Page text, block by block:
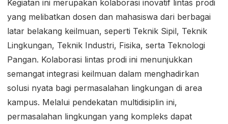
Kegiatan ini merupakan kolaborasi inovatif lintas prodi
yang melibatkan dosen dan mahasiswa dari berbagai
latar belakang keilmuan, seperti Teknik Sipil, Teknik
Lingkungan, Teknik Industri, Fisika, serta Teknologi
Pangan. Kolaborasi lintas prodi ini menunjukkan
semangat integrasi keilmuan dalam menghadirkan
solusi nyata bagi permasalahan lingkungan di area
kampus. Melalui pendekatan multidisiplin ini,
permasalahan lingkungan yang kompleks dapat